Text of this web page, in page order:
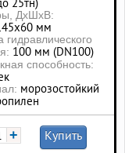
ДхШхВ:
мм
гидравлического
100 мм (DN100)
способность:
морозостойкий
+ Купить